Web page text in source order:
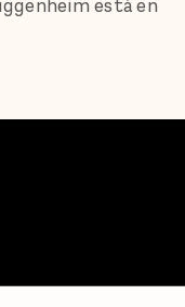
está en